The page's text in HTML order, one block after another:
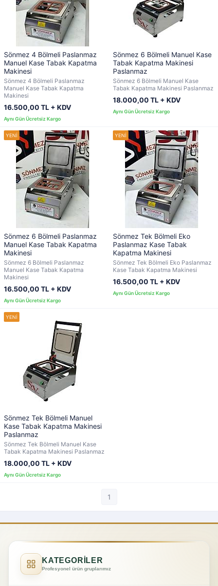
Sönmez 4 Bölmeli Paslanmaz
Manuel Kase Tabak Kapatma
Makinesi
Sönmez 4 Bölmeli Paslanmaz
Manuel Kase Tabak Kapatma
Makinesi
16.500,00 TL + KDV
Sönmez 6 Bölmeli Manuel Kase
Tabak Kapatma Makinesi
Paslanmaz
Sönmez 6 Bölmeli Manuel Kase
Tabak Kapatma Makinesi Paslanmaz
18.000,00 TL + KDV
Sönmez 6 Bölmeli Paslanmaz
Manuel Kase Tabak Kapatma
Makinesi
Sönmez 6 Bölmeli Paslanmaz
Manuel Kase Tabak Kapatma
Makinesi
16.500,00 TL + KDV
Sönmez Tek Bölmeli Eko
Paslanmaz Kase Tabak
Kapatma Makinesi
Sönmez Tek Bölmeli Eko Paslanmaz
Kase Tabak Kapatma Makinesi
16.500,00 TL + KDV
Sönmez Tek Bölmeli Manuel
Kase Tabak Kapatma Makinesi
Paslanmaz
Sönmez Tek Bölmeli Manuel Kase
Tabak Kapatma Makinesi Paslanmaz
18.000,00 TL + KDV
1
KATEGORİLER
Profesyonel ürün gruplarımız